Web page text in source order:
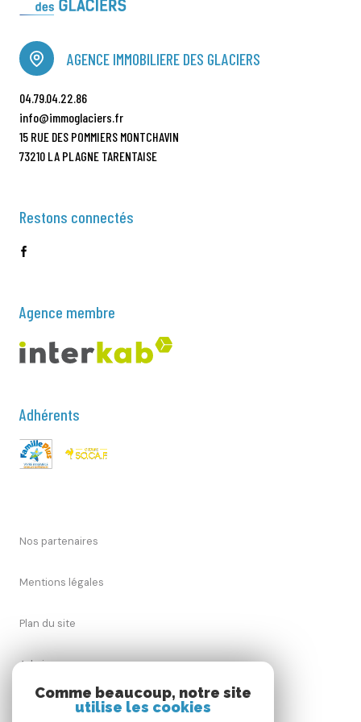
Le prix de la location inclut le mÃ©nage de fin
cependant Ãªtre rendu dans un Ã©tat
dÃ©cent, le lave-vaisselle vidÃ©, les poubelles
PossibilitÃ© de commander vos FORFAITS DE
SKI par nos soins : bordereau de commande Ã
remplir pour bÃ©nÃ©ficier d'une REMISE
ALLANT JUSQUâ€?Ã€ 18% sur le tarif public et
des Ã©quipements bÃ©bÃ© ; louer linge de lit
AGENCE IMMOBILIERE DES GLACIERS
04.79.04.22.86
info@immoglaciers.fr
15 RUE DES POMMIERS MONTCHAVIN
73210 LA PLAGNE TARENTAISE
Restons connectés
Agence membre
Adhérents
Nos partenaires
Mentions légales
Plan du site
Admin
Nos honoraires
Comme beaucoup, notre site
utilise les cookies